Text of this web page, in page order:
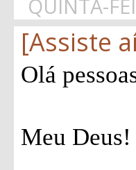
QUINTA-
[Assiste
Olá
Meu